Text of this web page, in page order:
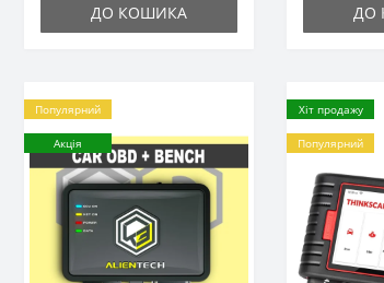
ДО КОШИКА ДО
Популярний
Акція
Хіт продажу
Популярний